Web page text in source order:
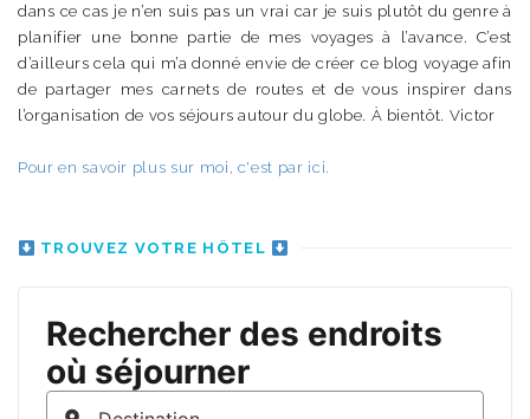
dans ce cas je n’en suis pas un vrai car je suis plutôt du genre à
planifier une bonne partie de mes voyages à l’avance. C’est
d’ailleurs cela qui m’a donné envie de créer ce blog voyage afin
de partager mes carnets de routes et de vous inspirer dans
l’organisation de vos séjours autour du globe. À bientôt. Victor
Pour en savoir plus sur moi, c'est par ici.
TROUVEZ VOTRE HÔTEL